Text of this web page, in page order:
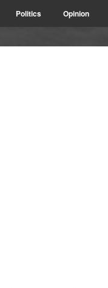
Politics Opinion